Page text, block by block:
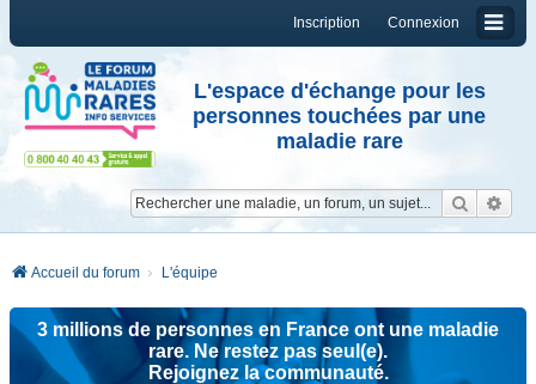
Connexion
Inscription
L'espace d'échange pour les
personnes touchées par une
maladie rare
Accueil du forum L'équipe
3 millions de personnes en France ont une maladie
rare. Ne restez pas seul(e).
Rejoignez la communauté.